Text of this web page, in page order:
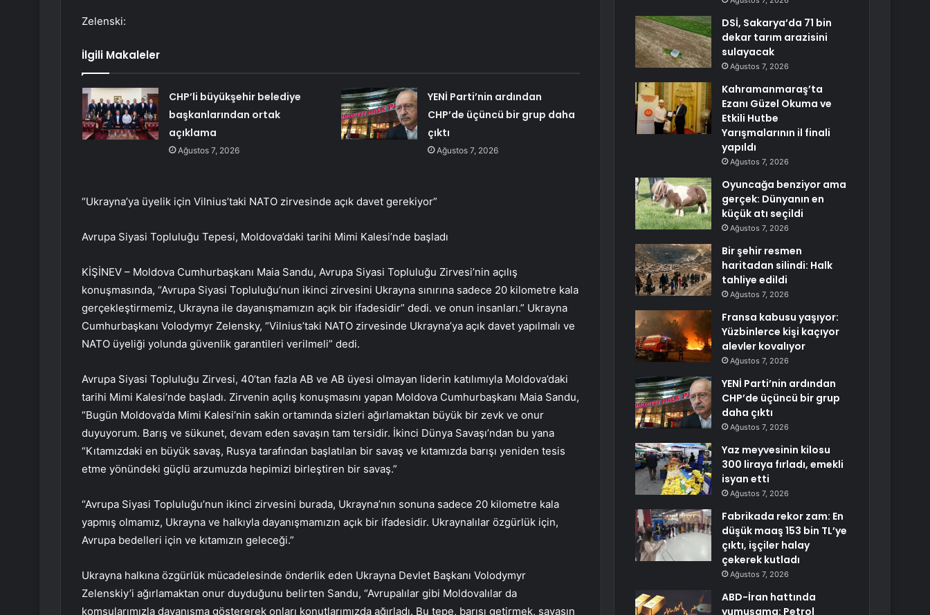
Zelenski:
İlgili Makaleler
CHP’li büyükşehir belediye
başkanlarından ortak
açıklama
Ağustos 7, 2026
YENİ Parti’nin ardından
CHP’de üçüncü bir grup daha
çıktı
Ağustos 7, 2026
“Ukrayna’ya üyelik için Vilnius’taki NATO zirvesinde açık davet gerekiyor”
Avrupa Siyasi Topluluğu Tepesi, Moldova’daki tarihi Mimi Kalesi’nde başladı
KİŞİNEV – Moldova Cumhurbaşkanı Maia Sandu, Avrupa Siyasi Topluluğu Zirvesi’nin açılış
konuşmasında, “Avrupa Siyasi Topluluğu’nun ikinci zirvesini Ukrayna sınırına sadece 20 kilometre kala
gerçekleştirmemiz, Ukrayna ile dayanışmamızın açık bir ifadesidir” dedi. ve onun insanları.” Ukrayna
Cumhurbaşkanı Volodymyr Zelensky, “Vilnius’taki NATO zirvesinde Ukrayna’ya açık davet yapılmalı ve
NATO üyeliği yolunda güvenlik garantileri verilmeli” dedi.
Avrupa Siyasi Topluluğu Zirvesi, 40’tan fazla AB ve AB üyesi olmayan liderin katılımıyla Moldova’daki
tarihi Mimi Kalesi’nde başladı. Zirvenin açılış konuşmasını yapan Moldova Cumhurbaşkanı Maia Sandu,
“Bugün Moldova’da Mimi Kalesi’nin sakin ortamında sizleri ağırlamaktan büyük bir zevk ve onur
duyuyorum. Barış ve sükunet, devam eden savaşın tam tersidir. İkinci Dünya Savaşı’ndan bu yana
“Kıtamızdaki en büyük savaş, Rusya tarafından başlatılan bir savaş ve kıtamızda barışı yeniden tesis
etme yönündeki güçlü arzumuzda hepimizi birleştiren bir savaş.”
“Avrupa Siyasi Topluluğu’nun ikinci zirvesini burada, Ukrayna’nın sonuna sadece 20 kilometre kala
yapmış olmamız, Ukrayna ve halkıyla dayanışmamızın açık bir ifadesidir. Ukraynalılar özgürlük için,
Avrupa bedelleri için ve kıtamızın geleceği.”
Ukrayna halkına özgürlük mücadelesinde önderlik eden Ukrayna Devlet Başkanı Volodymyr
Zelenskiy’i ağırlamaktan onur duyduğunu belirten Sandu, “Avrupalılar gibi Moldovalılar da
komşularımızla dayanışma göstererek onları konutlarımızda ağırladı. Bu tepe, barışı getirmek, savaşın
DSİ, Sakarya’da 71 bin
dekar tarım arazisini
sulayacak
Ağustos 7, 2026
Kahramanmaraş’ta
Ezanı Güzel Okuma ve
Etkili Hutbe
Yarışmalarının il finali
yapıldı
Ağustos 7, 2026
Oyuncağa benziyor ama
gerçek: Dünyanın en
küçük atı seçildi
Ağustos 7, 2026
Bir şehir resmen
haritadan silindi: Halk
tahliye edildi
Ağustos 7, 2026
Fransa kabusu yaşıyor:
Yüzbinlerce kişi kaçıyor
alevler kovalıyor
Ağustos 7, 2026
YENİ Parti’nin ardından
CHP’de üçüncü bir grup
daha çıktı
Ağustos 7, 2026
Yaz meyvesinin kilosu
300 liraya fırladı, emekli
isyan etti
Ağustos 7, 2026
Fabrikada rekor zam: En
düşük maaş 153 bin TL’ye
çıktı, işçiler halay
çekerek kutladı
Ağustos 7, 2026
ABD-İran hattında
yumuşama: Petrol